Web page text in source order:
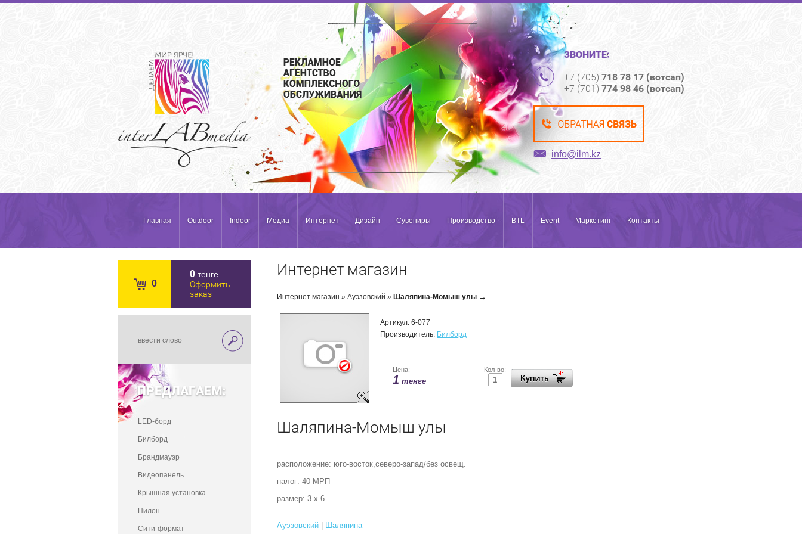
ЗВОНИТЕ:
+7 (705) 718 78 17 (вотсап)
+7 (701) 774 98 46 (вотсап)
info@ilm.kz
Главная Outdoor Indoor Медиа Интернет Дизайн Сувениры Производство BTL Event Маркетинг Контакты
0
0 тенге
Оформить
заказ
ПРЕДЛАГАЕМ:
LED-борд
Билборд
Брандмауэр
Видеопанель
Крышная установка
Пилон
Сити-формат
Интернет магазин
Интернет магазин » Ауэзовский » Шаляпина-Момыш улы →
Артикул: 6-077
Производитель: Билборд
Кол-во:
Цена:
1 тенге
Шаляпина-Момыш улы
расположение: юго-восток,северо-запад/без освещ.
налог: 40 МРП
размер: 3 х 6
Ауэзовский
Шаляпина